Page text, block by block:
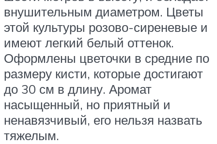
внушительным диаметром. Цветы
этой культуры розово-сиреневые и
имеют легкий белый оттенок.
Оформлены цветочки в средние по
размеру кисти, которые достигают
до 30 см в длину. Аромат
насыщенный, но приятный и
ненавязчивый, его нельзя назвать
тяжелым.